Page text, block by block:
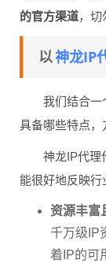
的官方渠道，切
以神龙IP
我们结合一
具备哪些特点，
神龙IP代理
能很好地反映行
资源丰富
千万级IP
着IP的可